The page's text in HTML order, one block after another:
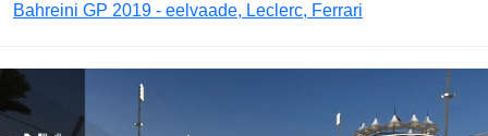
Bahreini GP 2019 - eelvaade, Leclerc, Ferrari